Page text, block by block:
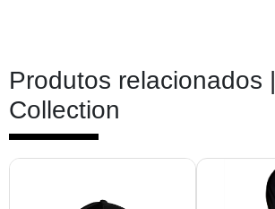
Produtos relacionados |
Collection